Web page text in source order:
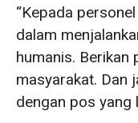
“Kepada
dalam
humanis. Berikan
masyarakat. Dan
dengan pos yang